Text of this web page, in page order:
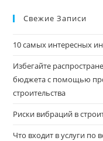
Свежие Записи
10 самых интересных
Избегайте
бюджета с помощью
строительства
Риски вибраций в
Что входит в услуги по